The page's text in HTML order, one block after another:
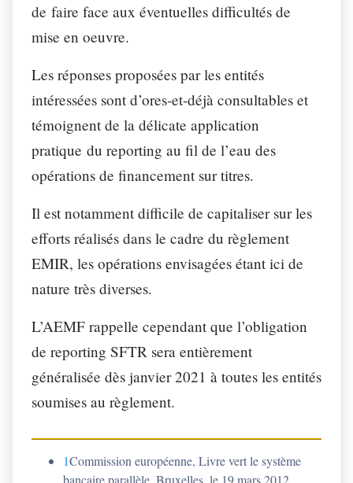
de faire face aux éventuelles difficultés de
mise en oeuvre.
Les réponses proposées par les entités
intéressées sont d’ores-et-déjà consultables et
témoignent de la délicate application
pratique du reporting au fil de l’eau des
opérations de financement sur titres.
Il est notamment difficile de capitaliser sur les
efforts réalisés dans le cadre du règlement
EMIR, les opérations envisagées étant ici de
nature très diverses.
L’AEMF rappelle cependant que l’obligation
de reporting SFTR sera entièrement
généralisée dès janvier 2021 à toutes les entités
soumises au règlement.
1Commission européenne, Livre vert le système
bancaire parallèle, Bruxelles, le 19 mars 2012